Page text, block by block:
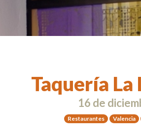
Taquería
16 de
Restaurantes Valencia